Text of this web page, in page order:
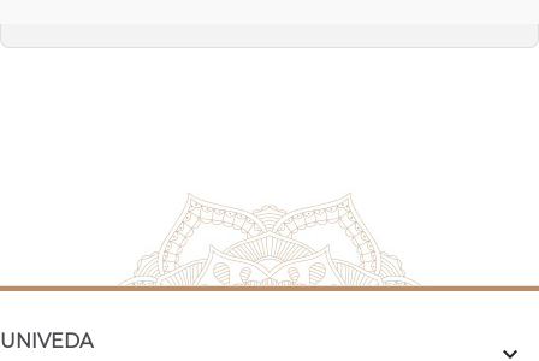
UNIVEDA 